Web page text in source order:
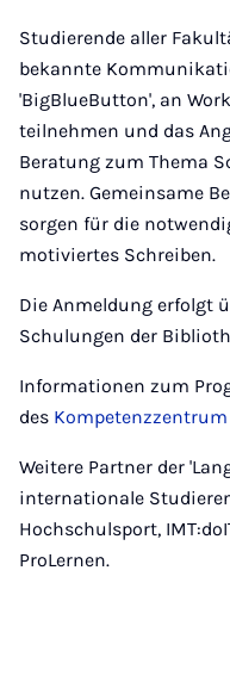
Studierende aller
bekannte
'BigBlueButton', an
teilnehmen und das
Beratung zum Thema
nutzen. Gemeinsame
sorgen für die
motiviertes Schreiben.
Die Anmeldung erfolgt
Schulungen der
Informationen zum
des
Weitere Partner der
internationale
Hochschulsport,
ProLernen.